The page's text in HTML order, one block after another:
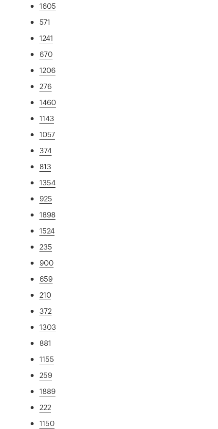
1605
571
1241
670
1206
276
1460
1143
1057
374
813
1354
925
1898
1524
235
900
659
210
372
1303
881
1155
259
1889
222
1150